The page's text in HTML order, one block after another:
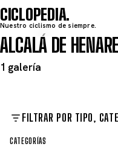
CICLOPEDIA
Nuestro ciclismo de siempre.
ALCALÁ DE
1 galería
FILTRAR POR TIPO,
CATEGORÍAS